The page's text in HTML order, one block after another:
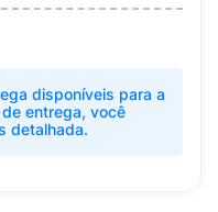
disponíveis para a
entrega, você
detalhada.